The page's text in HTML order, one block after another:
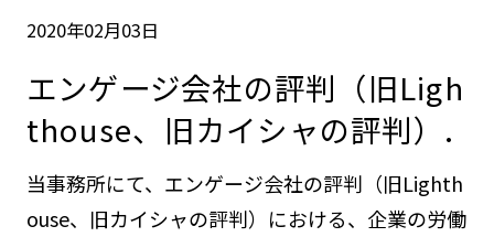
2020年02月03日
エンゲージ会社の評判（旧Ligh
thouse、旧カイシャの評判）.
当事務所にて、エンゲージ会社の評判（旧Lighth
ouse、旧カイシャの評判）における、企業の労働